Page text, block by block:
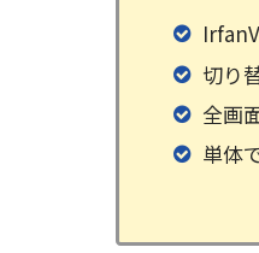
切り
全画
単体